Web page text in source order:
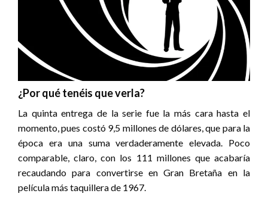
¿Por qué tenéis que verla?
La quinta entrega de la serie fue la más cara hasta el
momento, pues costó 9,5 millones de dólares, que para la
época era una suma verdaderamente elevada. Poco
comparable, claro, con los 111 millones que acabaría
recaudando para convertirse en Gran Bretaña en la
película más taquillera de 1967.